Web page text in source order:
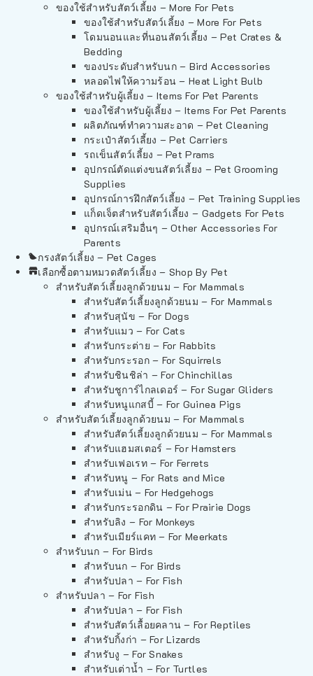
ของใช้สำหรับสัตว์เลี้ยง – More For Pets
ของใช้สำหรับสัตว์เลี้ยง – More For Pets
โดมนอนและที่นอนสัตว์เลี้ยง – Pet Crates &
Bedding
ของประดับสำหรับนก – Bird Accessories
หลอดไฟให้ความร้อน – Heat Light Bulb
ของใช้สำหรับผู้เลี้ยง – Items For Pet Parents
ของใช้สำหรับผู้เลี้ยง – Items For Pet Parents
ผลิตภัณฑ์ทำความสะอาด – Pet Cleaning
กระเป๋าสัตว์เลี้ยง – Pet Carriers
รถเข็นสัตว์เลี้ยง – Pet Prams
อุปกรณ์ตัดแต่งขนสัตว์เลี้ยง – Pet Grooming
Supplies
อุปกรณ์การฝึกสัตว์เลี้ยง – Pet Training Supplies
แก็ดเจ็ตสำหรับสัตว์เลี้ยง – Gadgets For Pets
อุปกรณ์เสริมอื่นๆ – Other Accessories For
Parents
กรงสัตว์เลี้ยง – Pet Cages
เลือกซื้อตามหมวดสัตว์เลี้ยง – Shop By Pet
สำหรับสัตว์เลี้ยงลูกด้วยนม – For Mammals
สำหรับสัตว์เลี้ยงลูกด้วยนม – For Mammals
สำหรับสุนัข – For Dogs
สำหรับแมว – For Cats
สำหรับกระต่าย – For Rabbits
สำหรับกระรอก – For Squirrels
สำหรับชินชิล่า – For Chinchillas
สำหรับชูการ์ไกลเดอร์ – For Sugar Gliders
สำหรับหนูแกสบี้ – For Guinea Pigs
สำหรับสัตว์เลี้ยงลูกด้วยนม – For Mammals
สำหรับสัตว์เลี้ยงลูกด้วยนม – For Mammals
สำหรับแฮมสเตอร์ – For Hamsters
สำหรับเฟอเรท – For Ferrets
สำหรับหนู – For Rats and Mice
สำหรับเม่น – For Hedgehogs
สำหรับกระรอกดิน – For Prairie Dogs
สำหรับลิง – For Monkeys
สำหรับเมียร์แคท – For Meerkats
สำหรับนก – For Birds
สำหรับนก – For Birds
สำหรับปลา – For Fish
สำหรับปลา – For Fish
สำหรับปลา – For Fish
สำหรับสัตว์เลื้อยคลาน – For Reptiles
สำหรับกิ้งก่า – For Lizards
สำหรับงู – For Snakes
สำหรับเต่าน้ำ – For Turtles